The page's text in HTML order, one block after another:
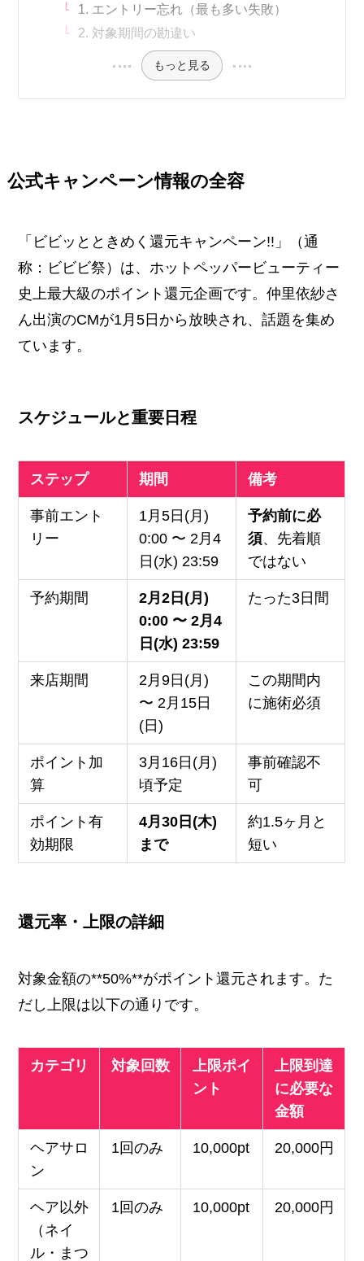
1. エントリー忘れ（最も多い失敗）
2. 対象期間の勘違い
もっと見る
公式キャンペーン情報の全容
「ビビッとときめく還元キャンペーン!!」（通
称：ビビビ祭）は、ホットペッパービューティー
史上最大級のポイント還元企画です。仲里依紗さ
ん出演のCMが1月5日から放映され、話題を集め
ています。
スケジュールと重要日程
ステップ 期間 備考
事前エント
リー
1月5日(月)
0:00 〜 2月4
日(水) 23:59
予約前に必
須、先着順
ではない
予約期間
2月2日(月)
0:00 〜 2月4
日(水) 23:59
たった3日間
来店期間
2月9日(月)
〜 2月15日
(日)
この期間内
に施術必須
ポイント加
算
3月16日(月)
頃予定
事前確認不
可
ポイント有
効期限
4月30日(木)
まで
約1.5ヶ月と
短い
還元率・上限の詳細
対象金額の**50%**がポイント還元されます。た
だし上限は以下の通りです。
カテゴリ 対象回数
上限ポイ
ント
上限到達
に必要な
金額
ヘアサロ
ン
1回のみ 10,000pt 20,000円
ヘア以外
（ネイ
ル・まつ
1回のみ 10,000pt 20,000円